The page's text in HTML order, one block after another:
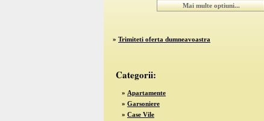
» Trimiteti oferta dumneavoastra
Categorii:
» Apartamente
» Garsoniere
» Case Vile